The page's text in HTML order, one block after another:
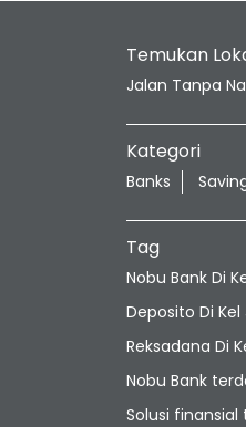
Temukan
Jalan Tanpa
Kategori
Banks
Tag
Nobu Bank Di
Deposito Di Kel
Reksadana Di
Nobu Bank
Solusi finansial